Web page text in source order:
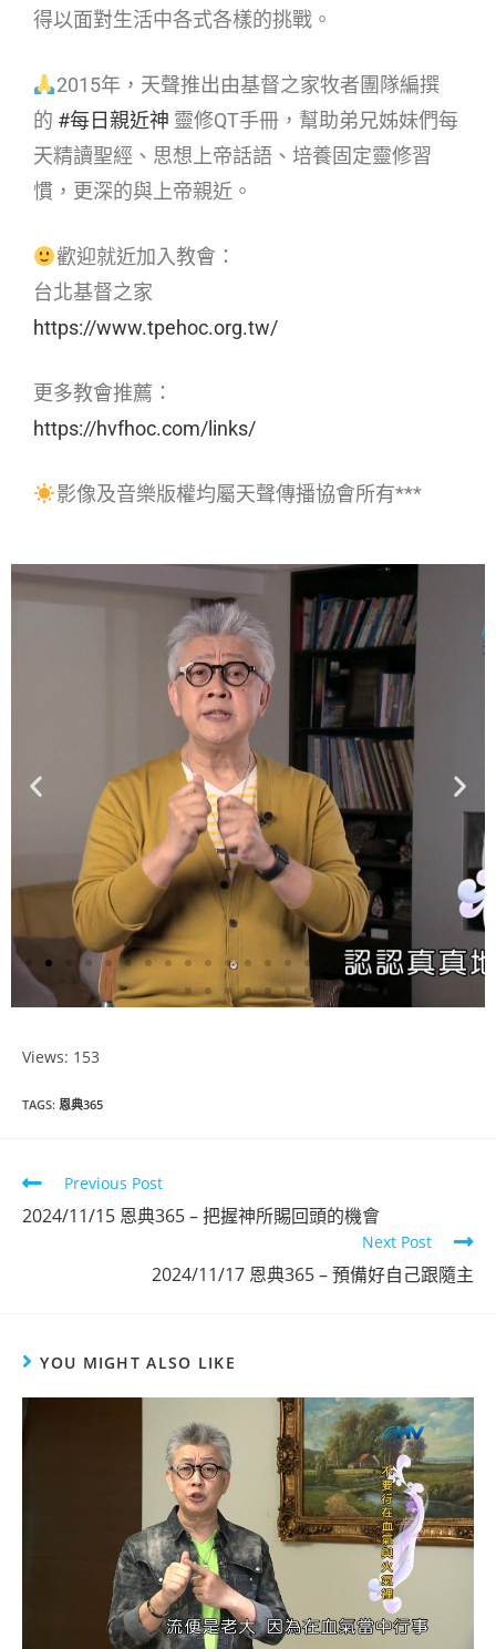
得以面對生活中各式各樣的挑戰。
2015年，天聲推出由基督之家牧者團隊編撰
的 #每日親近神 靈修QT手冊，幫助弟兄姊妹們每
天精讀聖經、思想上帝話語、培養固定靈修習
慣，更深的與上帝親近。
歡迎就近加入教會：
台北基督之家
https://www.tpehoc.org.tw/
更多教會推薦：
https://hvfhoc.com/links/
影像及音樂版權均屬天聲傳播協會所有***
Views: 153
TAGS: 恩典365
Previous Post
2024/11/15 恩典365 – 把握神所賜回頭的機會
Next Post
2024/11/17 恩典365 – 預備好自己跟隨主
YOU MIGHT ALSO LIKE